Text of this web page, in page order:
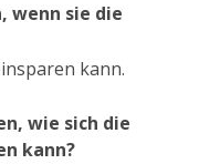
wenn sie die
kann.
wie sich die
kann?